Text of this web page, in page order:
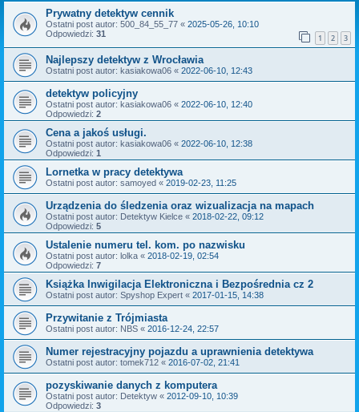
Prywatny detektyw cennik
Ostatni post autor: 500_84_55_77 « 2025-05-26, 10:10
Odpowiedzi: 31 1 2 3
Najlepszy detektyw z Wrocławia
Ostatni post autor: kasiakowa06 « 2022-06-10, 12:43
detektyw policyjny
Ostatni post autor: kasiakowa06 « 2022-06-10, 12:40
Odpowiedzi: 2
Cena a jakoś usługi.
Ostatni post autor: kasiakowa06 « 2022-06-10, 12:38
Odpowiedzi: 1
Lornetka w pracy detektywa
Ostatni post autor: samoyed « 2019-02-23, 11:25
Urządzenia do śledzenia oraz wizualizacja na mapach
Ostatni post autor: Detektyw Kielce « 2018-02-22, 09:12
Odpowiedzi: 5
Ustalenie numeru tel. kom. po nazwisku
Ostatni post autor: lolka « 2018-02-19, 02:54
Odpowiedzi: 7
Książka Inwigilacja Elektroniczna i Bezpośrednia cz 2
Ostatni post autor: Spyshop Expert « 2017-01-15, 14:38
Przywitanie z Trójmiasta
Ostatni post autor: NBS « 2016-12-24, 22:57
Numer rejestracyjny pojazdu a uprawnienia detektywa
Ostatni post autor: tomek712 « 2016-07-02, 21:41
pozyskiwanie danych z komputera
Ostatni post autor: Detektyw « 2012-09-10, 10:39
Odpowiedzi: 3